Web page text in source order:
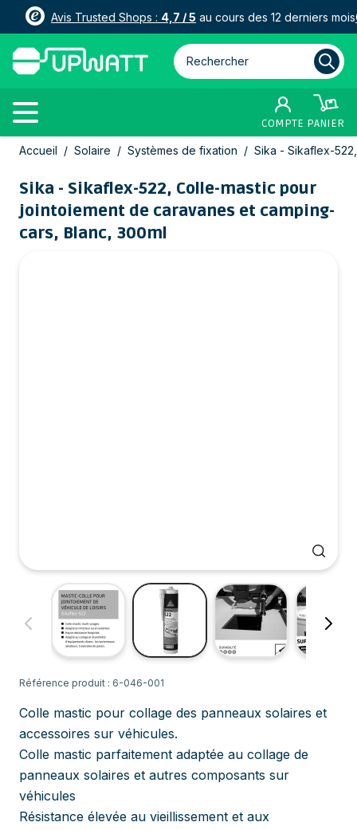
Avis Trusted Shops : 4,7 / 5 au cours des 12 derniers mois
Rechercher parmi plus de
COMPTE PANIER
Allez au contenu
Accueil / Solaire / Systèmes de fixation / Sika - Sikaflex-
Sika - Sikaflex-522, Colle-mastic pour
jointoiement de caravanes et camping-
cars, Blanc, 300ml
Référence produit : 6-046-001
Colle mastic pour collage des panneaux solaires et
accessoires sur véhicules.
Colle mastic parfaitement adaptée au collage de
panneaux solaires et autres composants sur
véhicules
Résistance élevée au vieillissement et aux